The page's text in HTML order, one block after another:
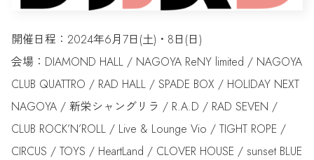
開催日程：2024年6月7日(土)・8日(日)
会場：DIAMOND HALL / NAGOYA ReNY limited / NAGOYA
CLUB QUATTRO / RAD HALL / SPADE BOX / HOLIDAY NEXT
NAGOYA / 新栄シャングリラ / R.A.D / RAD SEVEN /
CLUB ROCK’N’ROLL / Live & Lounge Vio / TIGHT ROPE /
CIRCUS / TOYS / HeartLand / CLOVER HOUSE / sunset BLUE